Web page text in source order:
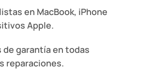
en MacBook, iPhone
Apple.
de garantía en todas
reparaciones.